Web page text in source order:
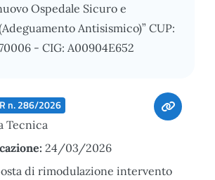
Ospedale Sicuro e
Antisismico)” CUP:
- CIG: A00904E652
n. 286/2026
Tecnica
24/03/2026
di rimodulazione intervento